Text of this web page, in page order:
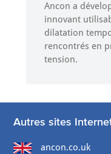
Ancon a
innovant
dilatation
rencontrés en
tension.
Autres sites
ancon.co.uk